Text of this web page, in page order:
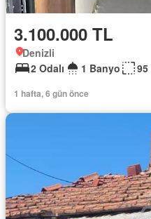
3.100.000 TL
Denizli
2 Odalı
1 Banyo 95
1 hafta, 6 gün önce